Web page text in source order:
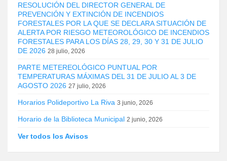
RESOLUCIÓN DEL DIRECTOR GENERAL DE
PREVENCIÓN Y EXTINCIÓN DE INCENDIOS
FORESTALES POR LA QUE SE DECLARA SITUACIÓN DE
ALERTA POR RIESGO METEOROLÓGICO DE INCENDIOS
FORESTALES PARA LOS DÍAS 28, 29, 30 Y 31 DE JULIO
DE 2026 28 julio, 2026
PARTE METEREOLÓGICO PUNTUAL POR
TEMPERATURAS MÁXIMAS DEL 31 DE JULIO AL 3 DE
AGOSTO 2026 27 julio, 2026
Horarios Polideportivo La Riva 3 junio, 2026
Horario de la Biblioteca Municipal 2 junio, 2026
Ver todos los Avisos